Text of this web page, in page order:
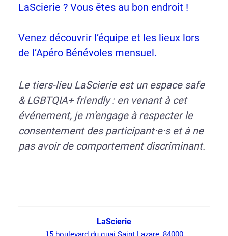
LaScierie ? Vous êtes au bon endroit !
Venez découvrir l’équipe et les lieux lors
de l’Apéro Bénévoles mensuel.
Le tiers-lieu LaScierie est un espace safe
& LGBTQIA+ friendly : en venant à cet
événement, je m'engage à respecter le
consentement des participant·e·s et à ne
pas avoir de comportement discriminant.
LaScierie